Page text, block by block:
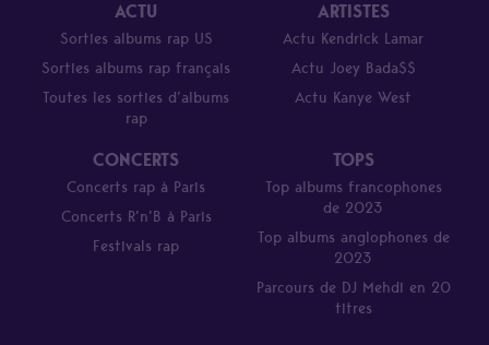
ACTU
Sorties albums rap US
Sorties albums rap français
Toutes les sorties d’albums
rap
ARTISTES
Actu Kendrick Lamar
Actu Joey Bada$$
Actu Kanye West
CONCERTS
Concerts rap à Paris
Concerts R’n’B à Paris
Festivals rap
TOPS
Top albums francophones
de 2023
Top albums anglophones de
2023
Parcours de DJ Mehdi en 20
titres